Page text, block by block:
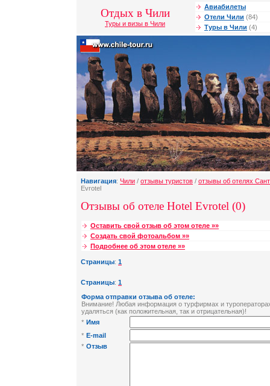
Отдых в Чили
Туры и визы в Чили
Авиабилеты
Отели Чили (84)
Туры в Чили (4)
Навигация: Чили / отзывы туристов / отзывы об отелях
Evrotel
Отзывы об отеле Hotel Evrotel (0)
Оставить свой отзыв об этом отеле »»
Создать свой фотоальбом »»
Подробнее об этом отеле »»
Страницы: 1
Страницы: 1
Форма отправки отзыва об отеле:
Внимание! Любая информация о турфирмах и
удаляться (как положительная, так и отрицательная)!
* Имя
* E-mail
* Отзыв